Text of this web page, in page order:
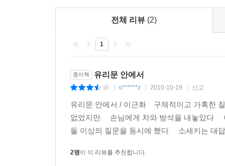
전체 리뷰 (2)
1
종이책 유리문 안에서
o******z 2010-10-19 신고
유리문 안에서 / 이근화 구체적이고 가혹한
없었지만 손님에게 차와 방석을 내놓았다
둘 이상의 질문을 동시에 했다 소세키는 대
2명이 이 리뷰를 추천합니다.